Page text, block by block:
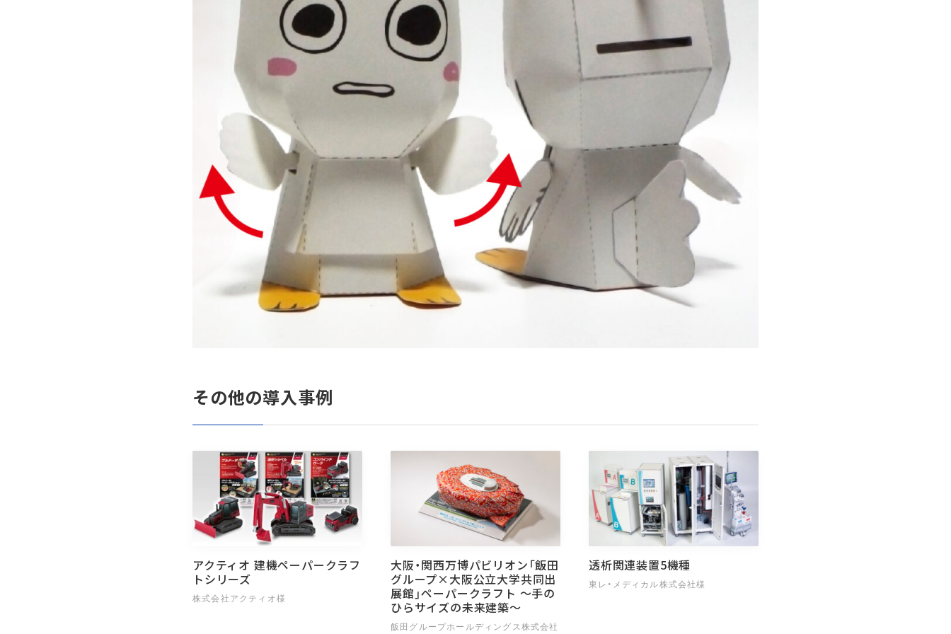
その他の導入事例
アクティオ 建機ペーパークラフ
トシリーズ
株式会社アクティオ様
大阪・関西万博パビリオン「飯田
グループ×大阪公立大学共同出
展館」ペーパークラフト 〜手の
ひらサイズの未来建築〜
飯田グループホールディングス株式会社
透析関連装置5機種
東レ・メディカル株式会社様